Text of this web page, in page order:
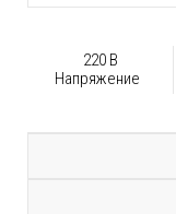
220 В
Напряжение